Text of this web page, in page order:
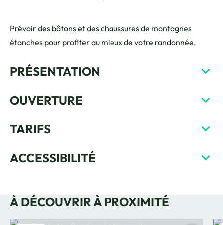
Prévoir des bâtons et des chaussures de montagnes
étanches pour profiter au mieux de votre randonnée.
PRÉSENTATION
OUVERTURE
TARIFS
ACCESSIBILITÉ
À DÉCOUVRIR À PROXIMITÉ